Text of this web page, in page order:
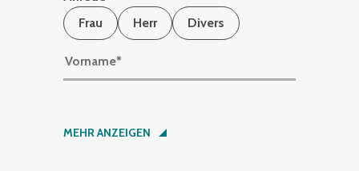
Frau
Herr Divers
Vorname*
Nachname*
MEHR ANZEIGEN